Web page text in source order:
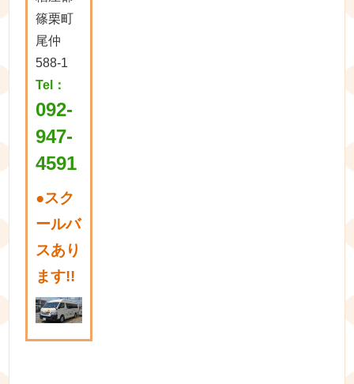
篠栗町
尾仲
588-1
Tel：
092-
947-
4591
●スク
ールバ
スあり
ます!!